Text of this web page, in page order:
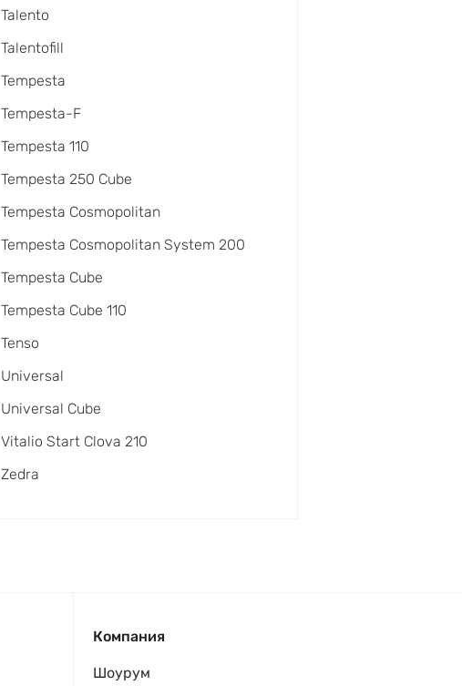
Talento
Talentofill
Tempesta
Tempesta-F
Tempesta 110
Tempesta 250 Cube
Tempesta Cosmopolitan
Tempesta Cosmopolitan System 200
Tempesta Cube
Tempesta Cube 110
Tenso
Universal
Universal Cube
Vitalio Start Clova 210
Zedra
Компания
Шоурум